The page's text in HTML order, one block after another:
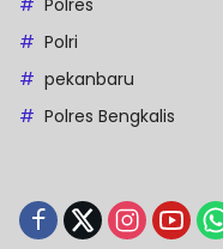
Polres
Polri
pekanbaru
Polres Bengkalis